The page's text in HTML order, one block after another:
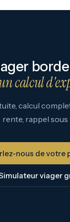
calcul
calcul
rente, rappel sous
nous de votre
viager